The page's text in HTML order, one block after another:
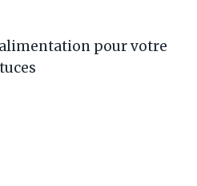
pour votre